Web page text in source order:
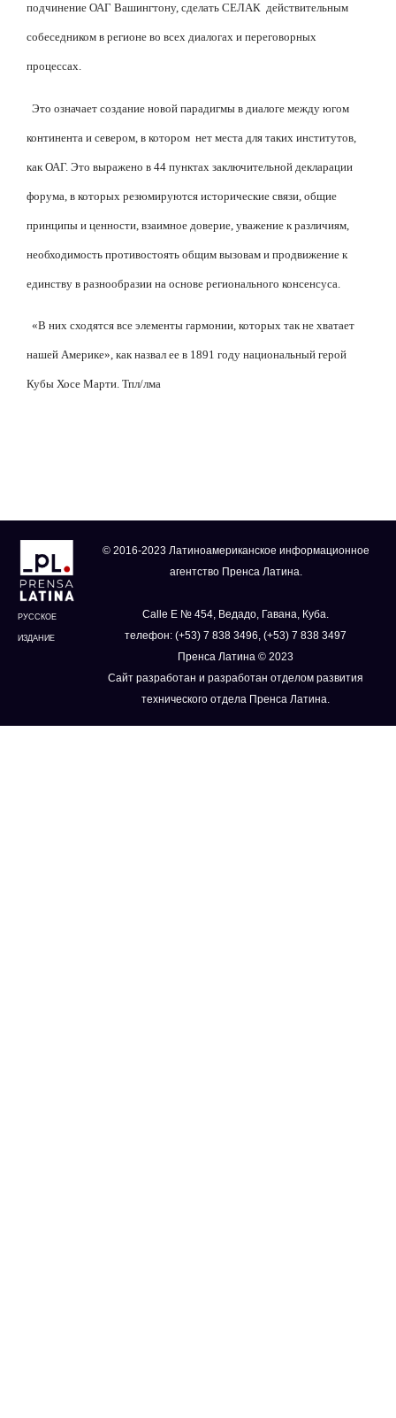
подчинение ОАГ Вашингтону, сделать СЕЛАК действительным
собеседником в регионе во всех диалогах и переговорных
процессах.
Это означает создание новой парадигмы в диалоге между югом
континента и севером, в котором нет места для таких институтов,
как ОАГ. Это выражено в 44 пунктах заключительной декларации
форума, в которых резюмируются исторические связи, общие
принципы и ценности, взаимное доверие, уважение к различиям,
необходимость противостоять общим вызовам и продвижение к
единству в разнообразии на основе регионального консенсуса.
«В них сходятся все элементы гармонии, которых так не хватает
нашей Америке», как назвал ее в 1891 году национальный герой
Кубы Хосе Марти. Тпл/лма
РУССКОЕ
ИЗДАНИЕ
© 2016-2023 Латиноамериканское информационное
агентство Пренса Латина.
Calle E № 454, Ведадо, Гавана, Куба.
телефон: (+53) 7 838 3496, (+53) 7 838 3497
Пренса Латина © 2023
Сайт разработан и разработан отделом развития
технического отдела Пренса Латина.